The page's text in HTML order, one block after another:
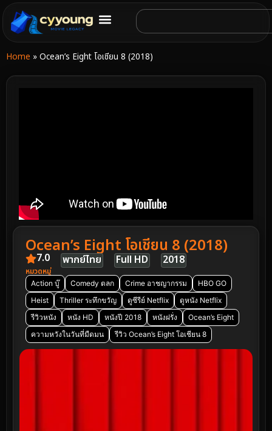
Home » Ocean’s Eight โอเชียน 8 (2018)
Ocean’s Eight โอเชียน 8 (2018)
7.0 พากย์ไทย Full HD 2018
หมวดหมู่
Action บู๊ Comedy ตลก Crime อาชญากรรม
HBO GO
Heist
Thriller ระทึกขวัญ ดูซีรีย์ Netflix
ดูหนัง Netflix
รีวิวหนัง
หนัง HD หนังปี 2018 หนังฝรั่ง
Ocean’s Eight
ความหวังในวันที่มืดมน
รีวิว Ocean’s Eight โอเชียน 8